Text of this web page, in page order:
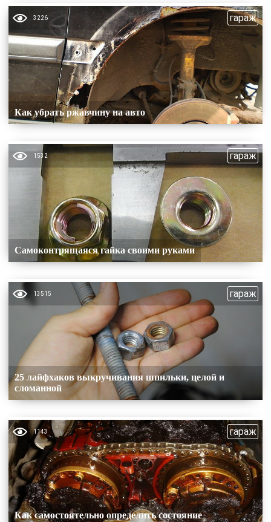
3226 гараж
Как убрать ржавчину на авто
1532 гараж
Самоконтрящаяся гайка своими руками
13515 гараж
25 лайфхаков выкручивания шпильки, целой и
сломанной
1143 гараж
Как самостоятельно определить состояние